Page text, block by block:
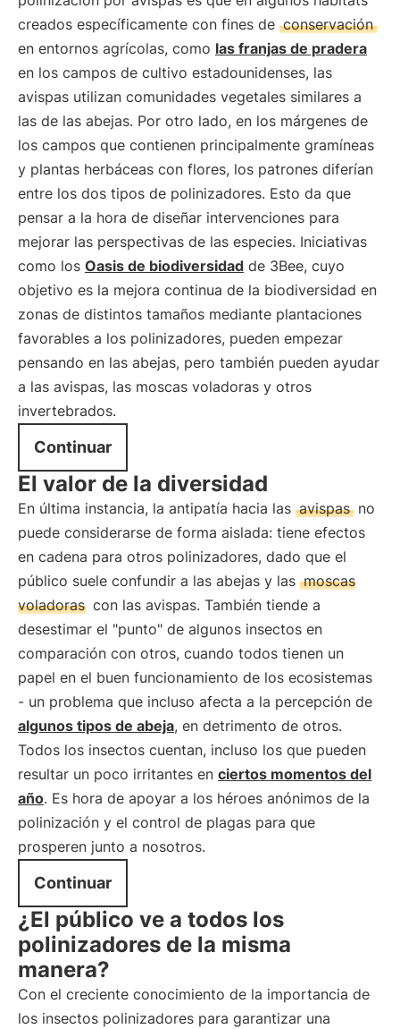
creados específicamente con fines de conservación
en entornos agrícolas, como las franjas de pradera
en los campos de cultivo estadounidenses, las
avispas utilizan comunidades vegetales similares a
las de las abejas. Por otro lado, en los márgenes de
los campos que contienen principalmente gramíneas
y plantas herbáceas con flores, los patrones diferían
entre los dos tipos de polinizadores. Esto da que
pensar a la hora de diseñar intervenciones para
mejorar las perspectivas de las especies. Iniciativas
como los Oasis de biodiversidad de 3Bee, cuyo
objetivo es la mejora continua de la biodiversidad en
zonas de distintos tamaños mediante plantaciones
favorables a los polinizadores, pueden empezar
pensando en las abejas, pero también pueden ayudar
a las avispas, las moscas voladoras y otros
invertebrados.
Continuar
El valor de la diversidad
En última instancia, la antipatía hacia las avispas no
puede considerarse de forma aislada: tiene efectos
en cadena para otros polinizadores, dado que el
público suele confundir a las abejas y las moscas
voladoras con las avispas. También tiende a
desestimar el "punto" de algunos insectos en
comparación con otros, cuando todos tienen un
papel en el buen funcionamiento de los ecosistemas
- un problema que incluso afecta a la percepción de
algunos tipos de abeja, en detrimento de otros.
Todos los insectos cuentan, incluso los que pueden
resultar un poco irritantes en ciertos momentos del
año. Es hora de apoyar a los héroes anónimos de la
polinización y el control de plagas para que
prosperen junto a nosotros.
Continuar
¿El público ve a todos los
polinizadores de la misma
manera?
Con el creciente conocimiento de la importancia de
los insectos polinizadores para garantizar una